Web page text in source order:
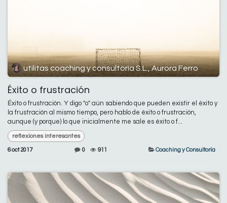
utilitas coaching y consultoría S.L., Aurora Ferro
Éxito o frustración
Éxito o frustración. Y digo "o" aún sabiendo que pueden existir el éxito y
la frustración al mismo tiempo, pero hablo de éxito o frustración,
aunque (y porque) lo que inicialmente me sale es éxito o f...
reflexiones interesantes
6 oct 2017 0 911 Coaching y Consultoría